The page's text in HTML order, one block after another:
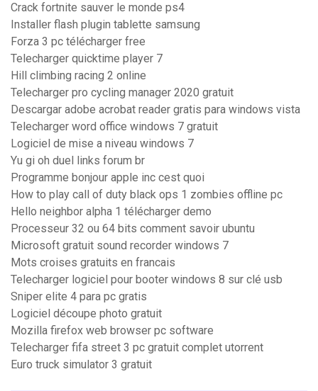
Crack fortnite sauver le monde ps4
Installer flash plugin tablette samsung
Forza 3 pc télécharger free
Telecharger quicktime player 7
Hill climbing racing 2 online
Telecharger pro cycling manager 2020 gratuit
Descargar adobe acrobat reader gratis para windows vista
Telecharger word office windows 7 gratuit
Logiciel de mise a niveau windows 7
Yu gi oh duel links forum br
Programme bonjour apple inc cest quoi
How to play call of duty black ops 1 zombies offline pc
Hello neighbor alpha 1 télécharger demo
Processeur 32 ou 64 bits comment savoir ubuntu
Microsoft gratuit sound recorder windows 7
Mots croises gratuits en francais
Telecharger logiciel pour booter windows 8 sur clé usb
Sniper elite 4 para pc gratis
Logiciel découpe photo gratuit
Mozilla firefox web browser pc software
Telecharger fifa street 3 pc gratuit complet utorrent
Euro truck simulator 3 gratuit